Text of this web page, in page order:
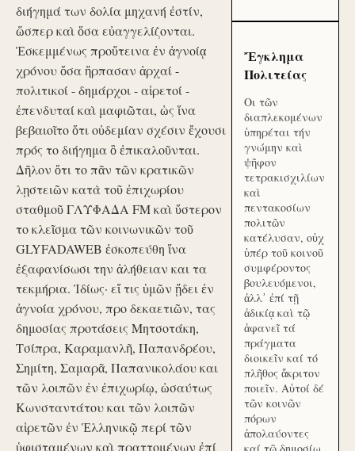
διήγημά των δολία μηχανή ἐστίν,
ὥσπερ καὶ ὅσα εὐαγγελίζονται.
Ἐσκεμμένως προὔτεινα ἐν ἀγνοίᾳ
χρόνου ὅσα ἥρπασαν ἀρχαί -
πολιτικοί - δημάρχοι - αἱρετοί -
ἐπενδυταί καὶ μαφιῶται, ὡς ἵνα
βεβαιοῖτο ὅτι οὐδεμίαν σχέσιν ἔχουσι
πρός το διήγημα ὃ ἐπικαλοῦνται.
Δῆλον ὅτι το πᾶν τῶν κρατικῶν
λῃστειῶν κατὰ τοῦ ἐπιχωρίου
σταθμοῦ ΓΛΥΦΑΔΑ FM καὶ ὕστερον
το κλεῖσμα τῶν κοινωνικῶν τοῦ
GLYFADAWEB ἐσκοπεύθη ἵνα
ἐξαφανίσωσι την ἀλήθειαν και τα
τεκμήρια. Ἰδίως· εἴ τις ὑμῶν ᾔδει ἐν
ἀγνοία χρόνου, προ δεκαετιῶν, τας
δημοσίας προτάσεις Μητσοτάκη,
Τσίπρα, Καραμανλῆ, Παπανδρέου,
Σημίτη, Σαμαρᾶ, Παπανικολάου και
τῶν λοιπῶν ἐν ἐπιχωρίῳ, ὡσαύτως
Κωνσταντάτου και τῶν λοιπῶν
αἱρετῶν ἐν Ἑλληνικῷ περί τῶν
ὑφισταμένων καὶ πραττομένων ἐπί
Ἔγκλημα
Πολιτείας
Οι τῶν
διαπλεκομένων
ὑπηρέται τήν
γνώμην καὶ
ψῆφον
τετρακισχιλίων
καὶ
πεντακοσίων
πολιτῶν
κατέλυσαν, οὐχ
ὑπέρ τοῦ κοινοῦ
συμφέροντος
βουλευόμενοι,
ἀλλ᾽ ἐπί τῇ
ἀδικίᾳ καὶ τῷ
ἀφανεῖ τά
πράγματα
διοικεῖν καί τό
πλῆθος ἄκριτον
ποιεῖν. Αὐτοί δέ
τῶν κοινῶν
πόρων
ἀπολαύοντες